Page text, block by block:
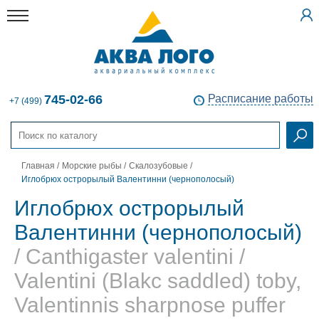
+7 (499) 745-02-66 Расписание работы
Главная / Морские рыбы / Скалозубовые /
Иглобрюх острорылый Валентинни (чернополосый)
Иглобрюх острорылый
Валентинни (чернополосый)
/ Canthigaster valentini /
Valentini (Blakc saddled) toby,
Valentinnis sharpnose puffer